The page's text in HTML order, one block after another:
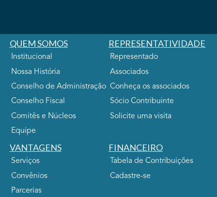
QUEM SOMOS
Institucional
Nossa História
Conselho de Administração
Conselho Fiscal
Comitês e Núcleos
Equipe
REPRESENTATIVIDADE
Representado
Associados
Conheça os associados
Sócio Contribuinte
Solicite uma visita
VANTAGENS
Serviços
Convênios
Parcerias
FINANCEIRO
Tabela de Contribuições
Cadastre-se